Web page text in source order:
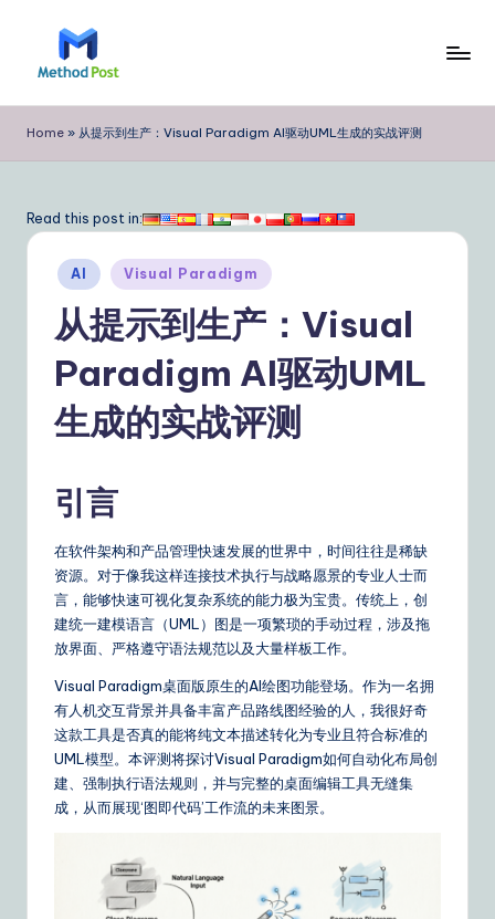
e
t
o
o
m
fi
d
C
hi
Home » 从提示到生产：Visual Paradigm AI驱动UML生成的实战评测
Read this post in:
Posted
in
AI Visual Paradigm
从提示到生产：Visual
Paradigm AI驱动UML
生成的实战评测
引言
在软件架构和产品管理快速发展的世界中，时间往往是稀缺
资源。对于像我这样连接技术执行与战略愿景的专业人士而
言，能够快速可视化复杂系统的能力极为宝贵。传统上，创
建统一建模语言（UML）图是一项繁琐的手动过程，涉及拖
放界面、严格遵守语法规范以及大量样板工作。
Visual Paradigm桌面版原生的AI绘图功能登场。作为一名拥
有人机交互背景并具备丰富产品路线图经验的人，我很好奇
这款工具是否真的能将纯文本描述转化为专业且符合标准的
UML模型。本评测将探讨Visual Paradigm如何自动化布局创
建、强制执行语法规则，并与完整的桌面编辑工具无缝集
成，从而展现‘图即代码’工作流的未来图景。